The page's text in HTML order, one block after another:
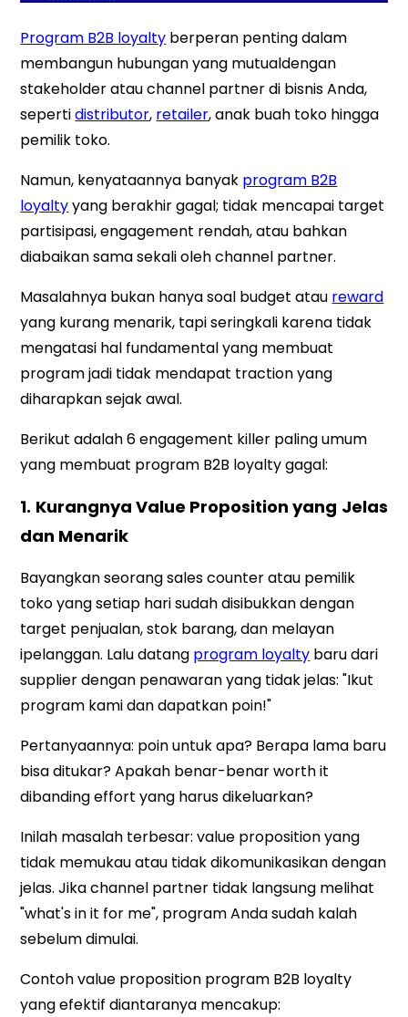
Program B2B loyalty berperan penting dalam
membangun hubungan yang mutualdengan
stakeholder atau channel partner di bisnis Anda,
sepertidistributor, retailer, anak buah toko hingga
pemilik toko.
Namun, kenyataannya banyak program B2B
loyaltyyang berakhir gagal; tidak mencapai target
partisipasi, engagement rendah, atau bahkan
diabaikan sama sekali oleh channel partner.
Masalahnya bukan hanya soal budget atau reward
yang kurang menarik, tapi seringkali karena tidak
mengatasi hal fundamental yang membuat
program jadi tidak mendapat traction yang
diharapkan sejak awal.
Berikut adalah 6 engagement killer paling umum
yang membuat program B2B loyalty gagal:
1. Kurangnya Value Proposition yang Jelas
dan Menarik
Bayangkan seorang sales counter atau pemilik
toko yang setiap hari sudah disibukkan dengan
target penjualan, stok barang, dan melayan
ipelanggan. Lalu datang program loyalty baru dari
supplier dengan penawaran yang tidak jelas: "Ikut
program kami dan dapatkan poin!"
Pertanyaannya: poin untuk apa? Berapa lama baru
bisa ditukar? Apakah benar-benar worth it
dibanding effort yang harus dikeluarkan?
Inilah masalah terbesar: value proposition yang
tidak memukau atau tidak dikomunikasikan dengan
jelas. Jika channel partner tidak langsung melihat
"what's in it for me", program Anda sudah kalah
sebelum dimulai.
Contoh value proposition program B2B loyalty
yang efektif diantaranya mencakup: